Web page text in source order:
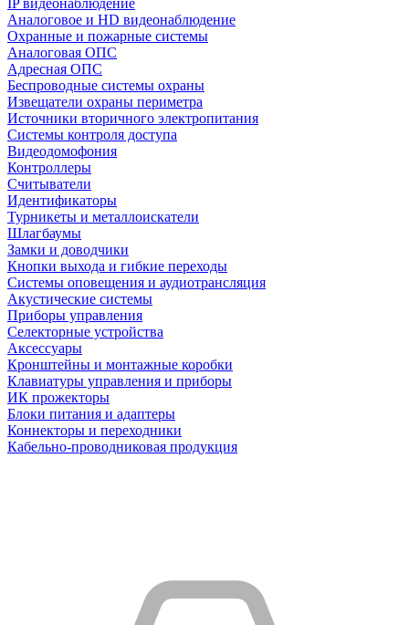
IP видеонаблюдение
Аналоговое и HD видеонаблюдение
Охранные и пожарные системы
Аналоговая ОПС
Адресная ОПС
Беспроводные системы охраны
Извещатели охраны периметра
Источники вторичного электропитания
Системы контроля доступа
Видеодомофония
Контроллеры
Считыватели
Идентификаторы
Турникеты и металлоискатели
Шлагбаумы
Замки и доводчики
Кнопки выхода и гибкие переходы
Системы оповещения и аудиотрансляция
Акустические системы
Приборы управления
Селекторные устройства
Аксессуары
Кронштейны и монтажные коробки
Клавиатуры управления и приборы
ИК прожекторы
Блоки питания и адаптеры
Коннекторы и переходники
Кабельно-проводниковая продукция